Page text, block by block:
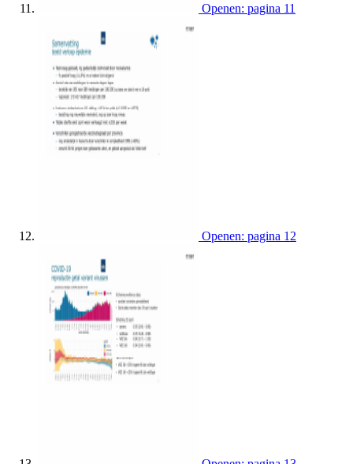
Openen: pagina 11
Openen: pagina 12